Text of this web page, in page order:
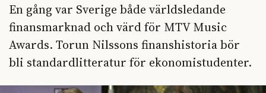
En gång var Sverige både världsledande
finansmarknad och värd för MTV Music
Awards. Torun Nilssons finanshistoria bör
bli standardlitteratur för ekonomistudenter.